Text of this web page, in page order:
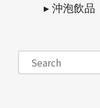
▸ 沖泡飲品